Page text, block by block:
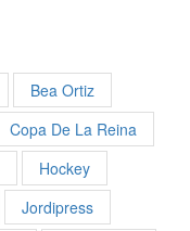
Bea Ortiz
Copa De La Reina
Hockey
Jordipress